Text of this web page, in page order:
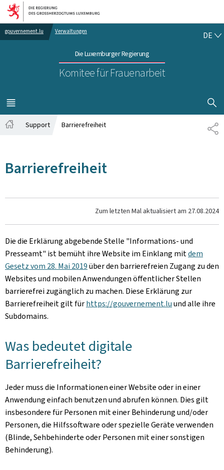
Zur Hauptnavigation
Zum Inhalt
gouvernement.lu Verwaltungen
Die Luxemburger Regierung
Komitee für Frauenarbeit
DE
MENÜ
HAUPT-
Support Barrierefreiheit
Barrierefreiheit
Zum letzten Mal aktualisiert am 27.08.2024
Die die Erklärung abgebende Stelle "Informations- und
Presseamt" ist bemüht ihre Website im Einklang mitdem
Gesetz vom 28. Mai 2019über den barrierefreien Zugang zu den
Websites und mobilen Anwendungen öffentlicher Stellen
barrierefrei zugänglich zu machen. Diese Erklärung zur
Barrierefreiheit gilt fürhttps://gouvernement.luund alle ihre
Subdomains.
Was bedeutet digitale
Barrierefreiheit?
Jeder muss die Informationen einer Website oder in einer
Anwendung einfach benutzen und abrufen können. Dies gilt
insbesondere für Personen mit einer Behinderung und/oder
Personen, die Hilfssoftware oder spezielle Geräte verwenden
(Blinde, Sehbehinderte oder Personen mit einer sonstigen
Behinderung).